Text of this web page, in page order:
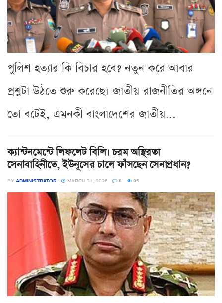
পুলিশ হত্যার কি বিচার হবে? নতুন করে আবার
প্রশ্নটা উঠতে শুরু করেছে। জাতীয় রাজনীতির অঙ্গনে
তো বটেই, এমনকী বাংলাদেশের জাতীয়...
ক্যান্টনমেন্টে লিফলেট বিলি। চরম অস্থিরতা
সেনাবাহিনীতে, ইউনূসের চালে ফাঁসছেন সেনাপ্রধান?
BY ADMINISTRATOR MARCH 31, 2026 0 95